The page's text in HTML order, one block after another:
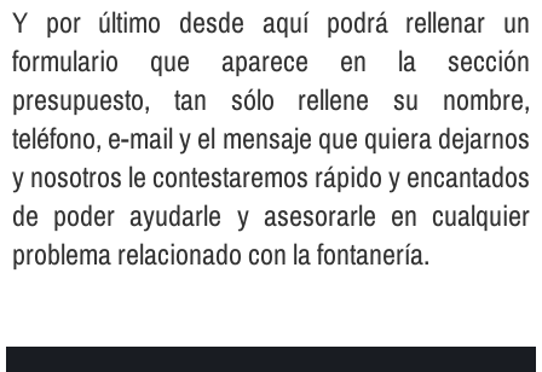
Y por último desde aquí­ podrá rellenar un
formulario que aparece en la sección
presupuesto, tan sólo rellene su nombre,
teléfono, e-mail y el mensaje que quiera dejarnos
y nosotros le contestaremos rápido y encantados
de poder ayudarle y asesorarle en cualquier
problema relacionado con la fontanerí­a.